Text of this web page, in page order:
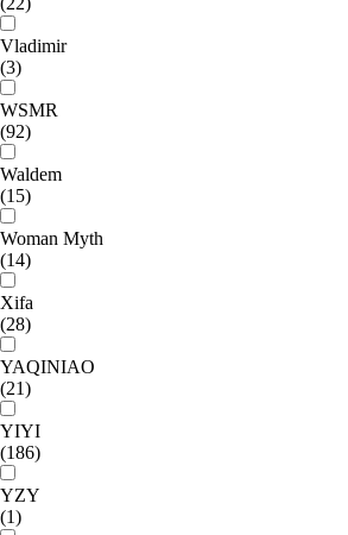
Vladimir
(3)
WSMR
(92)
Waldem
(15)
Woman Myth
(14)
Xifa
(28)
YAQINIAO
(21)
YIYI
(186)
YZY
(1)